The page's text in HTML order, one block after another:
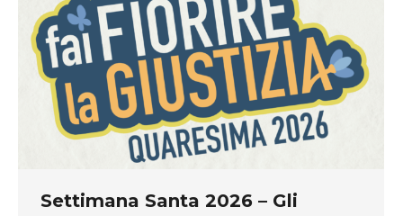
Settimana Santa 2026 – Gli